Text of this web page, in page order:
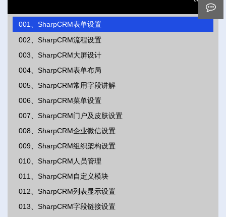
001、SharpCRM表单设置
002、SharpCRM流程设置
003、SharpCRM大屏设计
004、SharpCRM表单布局
005、SharpCRM常用字段讲解
006、SharpCRM菜单设置
007、SharpCRM门户及皮肤设置
008、SharpCRM企业微信设置
009、SharpCRM组织架构设置
010、SharpCRM人员管理
011、SharpCRM自定义模块
012、SharpCRM列表显示设置
013、SharpCRM字段链接设置